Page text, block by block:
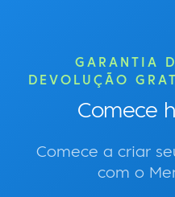
GARANTIA
DEVOLUÇÃO
Comece
Comece a criar
com o